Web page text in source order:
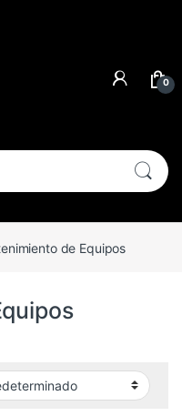
0
de Equipos